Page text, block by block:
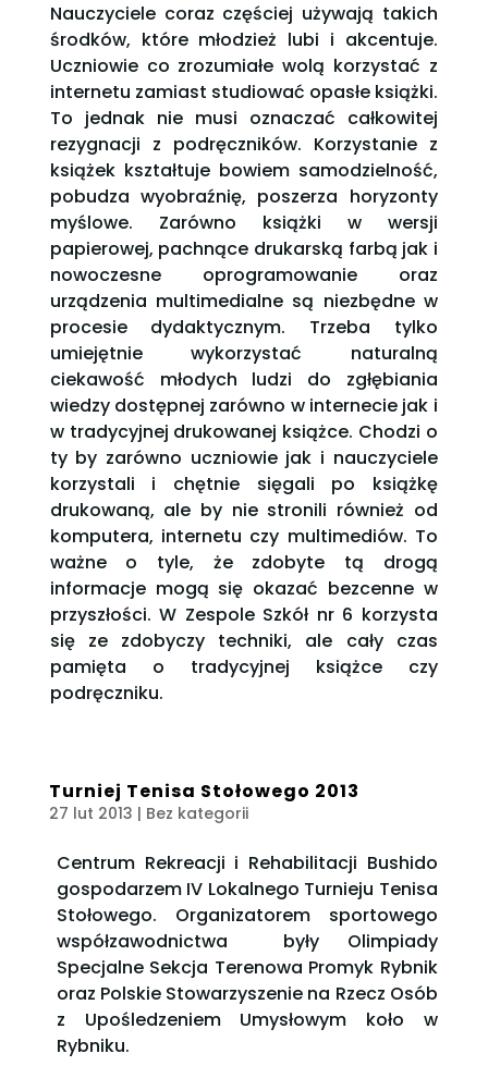
Nauczyciele coraz częściej używają takich
środków, które młodzież lubi i akcentuje.
Uczniowie co zrozumiałe wolą korzystać z
internetu zamiast studiować opasłe książki.
To jednak nie musi oznaczać całkowitej
rezygnacji z podręczników. Korzystanie z
książek kształtuje bowiem samodzielność,
pobudza wyobraźnię, poszerza horyzonty
myślowe. Zarówno książki w wersji
papierowej, pachnące drukarską farbą jak i
nowoczesne oprogramowanie oraz
urządzenia multimedialne są niezbędne w
procesie dydaktycznym. Trzeba tylko
umiejętnie wykorzystać naturalną
ciekawość młodych ludzi do zgłębiania
wiedzy dostępnej zarówno w internecie jak i
w tradycyjnej drukowanej książce. Chodzi o
ty by zarówno uczniowie jak i nauczyciele
korzystali i chętnie sięgali po książkę
drukowaną, ale by nie stronili również od
komputera, internetu czy multimediów. To
ważne o tyle, że zdobyte tą drogą
informacje mogą się okazać bezcenne w
przyszłości. W Zespole Szkół nr 6 korzysta
się ze zdobyczy techniki, ale cały czas
pamięta o tradycyjnej książce czy
podręczniku.
Turniej Tenisa Stołowego 2013
27 lut 2013 | Bez kategorii
Centrum Rekreacji i Rehabilitacji Bushido
gospodarzem IV Lokalnego Turnieju Tenisa
Stołowego. Organizatorem sportowego
współzawodnictwa były Olimpiady
Specjalne Sekcja Terenowa Promyk Rybnik
oraz Polskie Stowarzyszenie na Rzecz Osób
z Upośledzeniem Umysłowym koło w
Rybniku.